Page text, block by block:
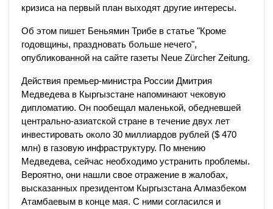
кризиса на первый план выходят другие интересы.
Об этом пишет Беньямин Трибе в статье "Кроме
годовщины, праздновать больше нечего",
опубликованной на сайте газеты Neue Zürcher Zeitung.
Действия премьер-министра России Дмитрия
Медведева в Кыргызстане напоминают чековую
дипломатию. Он пообещал маленькой, обедневшей
центрально-азиатской стране в течение двух лет
инвестировать около 30 миллиардов рублей ($ 470
млн) в газовую инфраструктуру. По мнению
Медведева, сейчас необходимо устранить проблемы.
Вероятно, они нашли свое отражение в жалобах,
высказанных президентом Кыргызстана Алмазбеком
Атамбаевым в конце мая. С ними согласился и